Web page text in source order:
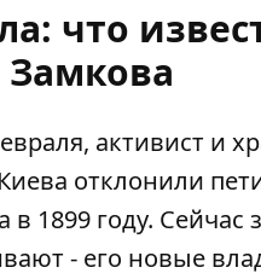
что
Замкова
активист и
отклонили
1899 году. Сейчас
- его новые